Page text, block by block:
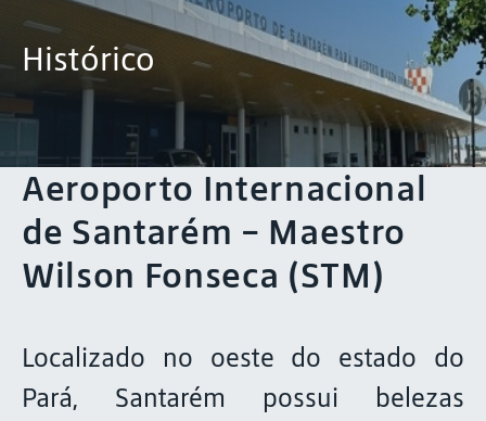
Histórico
Aeroporto Internacional
de Santarém – Maestro
Wilson Fonseca (STM)
Localizado no oeste do estado do
Pará, Santarém possui belezas